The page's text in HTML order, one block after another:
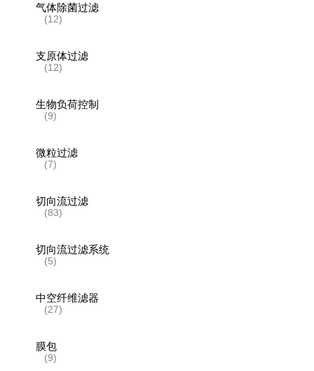
气体除菌过滤
(12)
支原体过滤
(12)
生物负荷控制
(9)
微粒过滤
(7)
切向流过滤
(83)
切向流过滤系统
(5)
中空纤维滤器
(27)
膜包
(9)